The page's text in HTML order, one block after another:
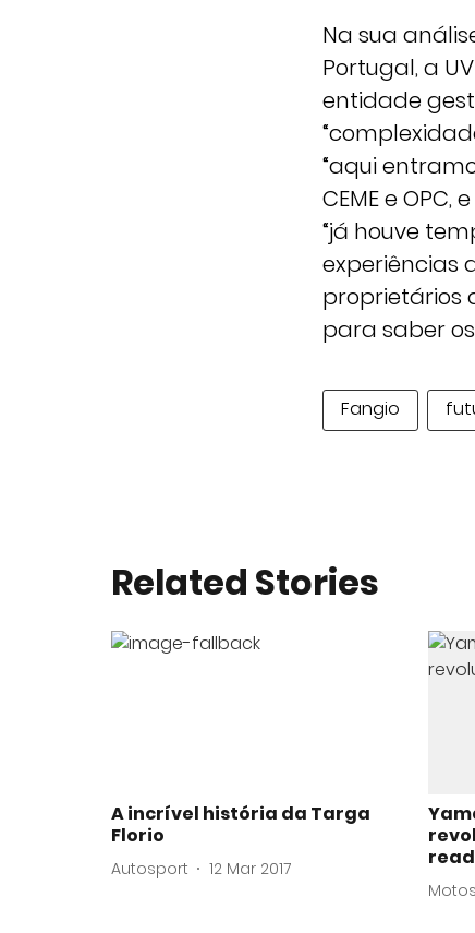
Na sua
Portugal, a
entidade
“aqui
CEME e
“já houve
experiências
proprietários
para saber
Fangio
Related Stories
A incrível história da Targa
Florio
Autosport 12 Mar 2017